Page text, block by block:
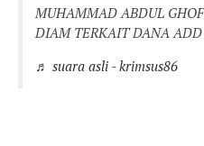
MUHAMMAD ABDUL
DIAM TERKAIT DANA
♬ suara asli - krimsus86